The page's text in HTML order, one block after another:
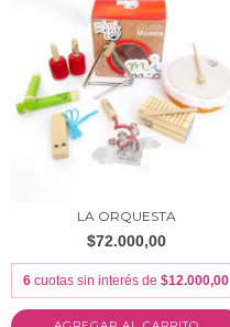
LA ORQUESTA
$72.000,00
6 cuotas sin interés de $12.000,00